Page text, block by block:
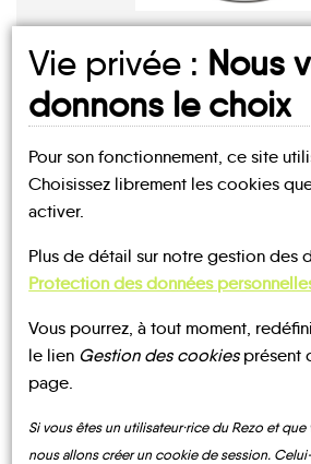
Mes lieux
D'INSCRIPTION
DE COMMUNES
DES MONTAGNES
DU GIFFRE
NOTRE PAGE
Vie privée : Nous
donnons le choix
Pour son fonctionnement, ce site
Choisissez librement les cookies
activer.
Plus de détail sur notre gestion des
Protection des données
Vous pourrez, à tout moment,
le lien Gestion des cookiesprésent
page.
Si vous êtes un utilisateur·rice du Rezo et
nous allons créer un cookie de session.